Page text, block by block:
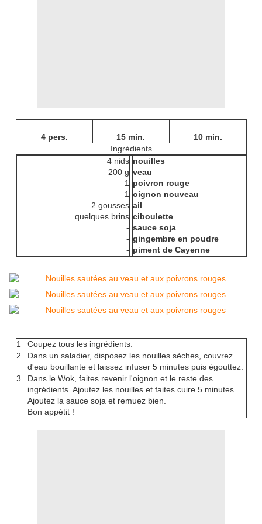
4 pers. 15 min.
10 min.
Ingrédients
4 nids
200 g
1
1
2 gousses
quelques brins
-
-
-
nouilles
veau
poivron rouge
oignon nouveau
ail
ciboulette
sauce soja
gingembre en poudre
piment de Cayenne
1
Coupez tous les ingrédients.
2
Dans un saladier, disposez les nouilles sèches, couvrez
d'eau bouillante et laissez infuser 5 minutes puis égouttez.
3
Dans le Wok, faites revenir l'oignon et le reste des
ingrédients. Ajoutez les nouilles et faites cuire 5 minutes.
Ajoutez la sauce soja et remuez bien.
Bon appétit !